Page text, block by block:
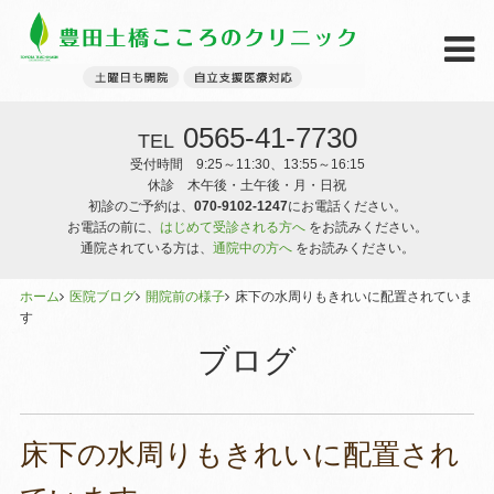
TEL 0565-41-7730
受付時間 9:25～11:30、13:55～16:15
休診 木午後・土午後・月・日祝
初診のご予約は、 070-9102-1247にお電話ください。
お電話の前に、 はじめて受診される方へをお読みください。
通院されている方は、 通院中の方へ をお読みください。
ホーム 医院ブログ 開院前の様子
床下の水周りもきれいに配置されていま
す
ブログ
床下の水周りもきれいに配置され